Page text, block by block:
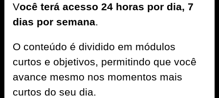
Você terá acesso 24 horas por dia, 7
dias por semana
O conteúdo é dividido em módulos
curtos e objetivos, permitindo que você
avance mesmo nos momentos mais
curtos do seu dia.